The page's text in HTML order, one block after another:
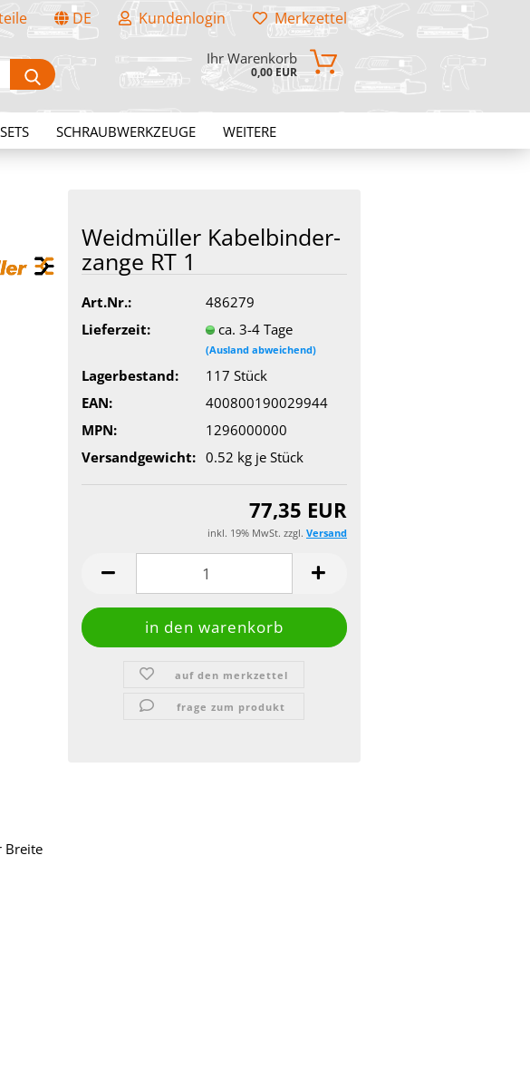
DE Kundenlogin Merkzettel
Suche... Ihr Warenkorb
0,00 EUR
SCHRAUBWERKZEUGE WEITERE
Weid­mül­ler Ka­bel­bin­der­
zan­ge RT 1
Art.Nr.:
486279
Lieferzeit:
ca. 3-4 Tage
(Ausland abweichend)
Lagerbestand: 117 Stück
EAN:
400800190029944
MPN:
1296000000
Versandgewicht: 0.52 kg je Stück
77,35 EUR
inkl. 19% MwSt. zzgl. Versand
auf den merkzettel
frage zum produkt
Breite